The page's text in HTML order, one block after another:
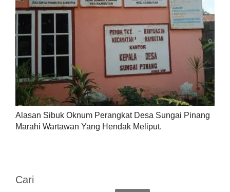
Alasan Sibuk Oknum Perangkat Desa Sungai Pinang
Marahi Wartawan Yang Hendak Meliput.
Cari